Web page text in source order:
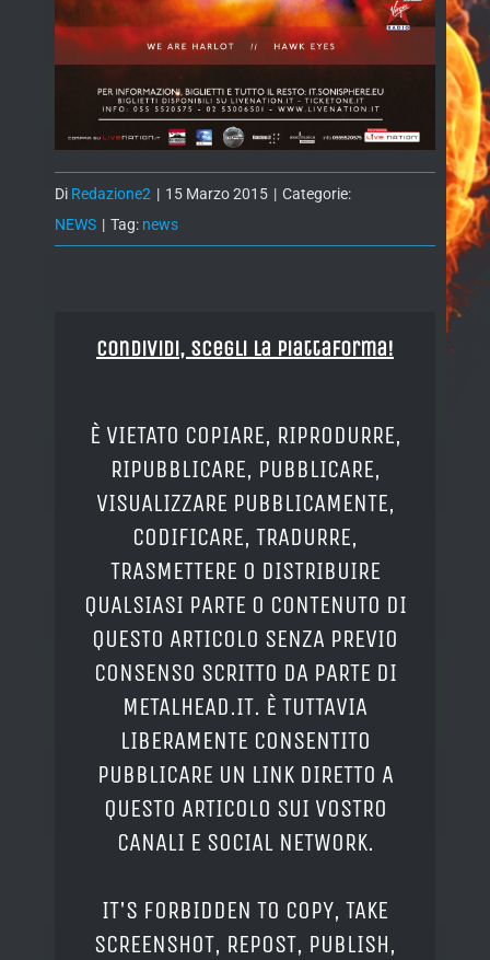
Di Redazione2 | 15 Marzo 2015 | Categorie:
NEWS | Tag: news
Condividi, Scegli la piattaforma!
È VIETATO COPIARE, RIPRODURRE,
RIPUBBLICARE, PUBBLICARE,
VISUALIZZARE PUBBLICAMENTE,
CODIFICARE, TRADURRE,
TRASMETTERE O DISTRIBUIRE
QUALSIASI PARTE O CONTENUTO DI
QUESTO ARTICOLO SENZA PREVIO
CONSENSO SCRITTO DA PARTE DI
METALHEAD.IT. È TUTTAVIA
LIBERAMENTE CONSENTITO
PUBBLICARE UN LINK DIRETTO A
QUESTO ARTICOLO SUI VOSTRO
CANALI E SOCIAL NETWORK.
IT'S FORBIDDEN TO COPY, TAKE
SCREENSHOT, REPOST, PUBLISH,